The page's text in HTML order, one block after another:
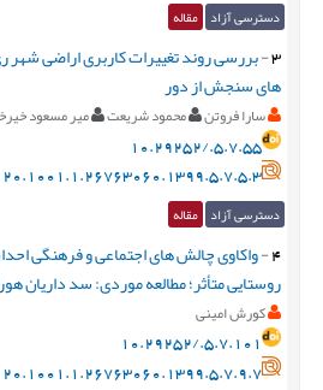
دسترسی آزاد مقاله
3
-بررسی روند تغییرات کاربری اراضی شهر ری
های سنجش از دور
سارا فروتن محمود شریعت میر مسعود
10.29252/.5.7.55
20.1001.1.26763060.1399.5.7.5.3
دسترسی آزاد مقاله
4
-واکاوی چالش های اجتماعی و فرهنگی
روستایی متأثر؛ مطالعه موردی: سد داریان
کورش امینی
10.29252/.5.7.101
20.1001.1.26763060.1399.5.7.9.7